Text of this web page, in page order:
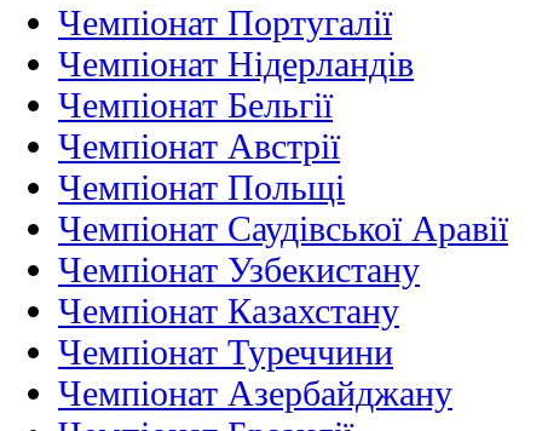
Чемпіонат Португалії
Чемпіонат Нідерландiв
Чемпіонат Бельгії
Чемпіонат Австрії
Чемпіонат Польщі
Чемпіонат Саудівської Аравії
Чемпіонат Узбекистану
Чемпіонат Казахстану
Чемпіонат Туреччини
Чемпіонат Азербайджану